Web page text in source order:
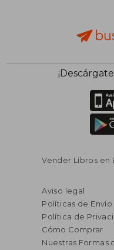
Vender Libros en
Aviso legal
Políticas de
Política de
Cómo Comprar
Nuestras Formas